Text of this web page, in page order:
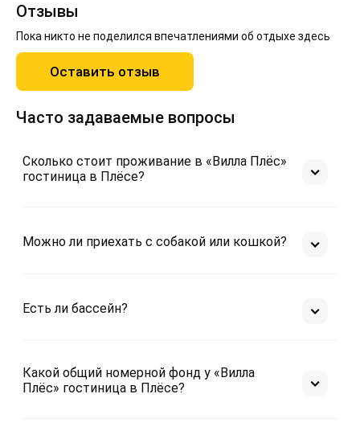
Отзывы
Пока никто не поделился впечатлениями об отдыхе здесь
Оставить отзыв
Часто задаваемые вопросы
Сколько стоит проживание в «Вилла Плёс»
гостиница в Плёсе?
Можно ли приехать с собакой или кошкой?
Есть ли бассейн?
Какой общий номерной фонд у «Вилла
Плёс» гостиница в Плёсе?